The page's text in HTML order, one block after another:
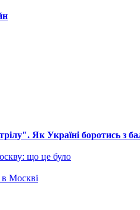
Як Україні боротись з
що це було
в Москві